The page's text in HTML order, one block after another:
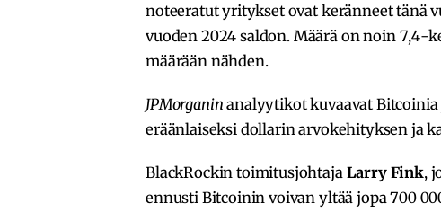
noteeratut yritykset ovat keränneet tänä
vuoden 2024 saldon. Määrä on noin
määrään nähden.
JPMorganin analyytikot kuvaavat Bitcoinia
eräänlaiseksi dollarin arvokehityksen ja
BlackRockin toimitusjohtaja Larry Fink,
ennusti Bitcoinin voivan yltää jopa 700